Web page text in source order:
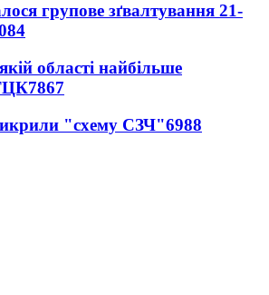
групове зґвалтування 21-
області найбільше
7867
"схему СЗЧ"6988